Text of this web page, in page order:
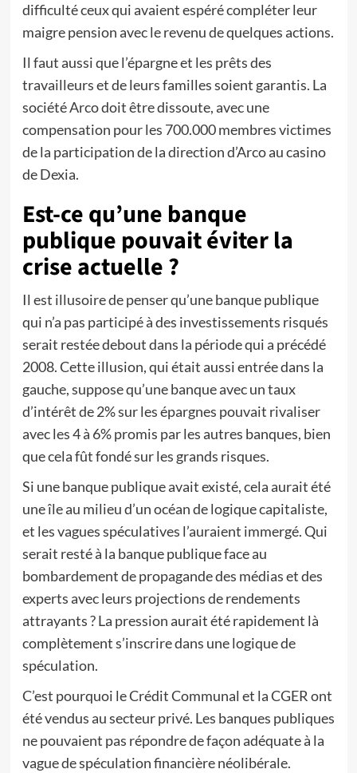
difficulté ceux qui avaient espéré compléter leur
maigre pension avec le revenu de quelques actions.
Il faut aussi que l’épargne et les prêts des
travailleurs et de leurs familles soient garantis. La
société Arco doit être dissoute, avec une
compensation pour les 700.000 membres victimes
de la participation de la direction d’Arco au casino
de Dexia.
Est-ce qu’une banque
publique pouvait éviter la
crise actuelle ?
Il est illusoire de penser qu’une banque publique
qui n’a pas participé à des investissements risqués
serait restée debout dans la période qui a précédé
2008. Cette illusion, qui était aussi entrée dans la
gauche, suppose qu’une banque avec un taux
d’intérêt de 2% sur les épargnes pouvait rivaliser
avec les 4 à 6% promis par les autres banques, bien
que cela fût fondé sur les grands risques.
Si une banque publique avait existé, cela aurait été
une île au milieu d’un océan de logique capitaliste,
et les vagues spéculatives l’auraient immergé. Qui
serait resté à la banque publique face au
bombardement de propagande des médias et des
experts avec leurs projections de rendements
attrayants ? La pression aurait été rapidement là
complètement s’inscrire dans une logique de
spéculation.
C’est pourquoi le Crédit Communal et la CGER ont
été vendus au secteur privé. Les banques publiques
ne pouvaient pas répondre de façon adéquate à la
vague de spéculation financière néolibérale.